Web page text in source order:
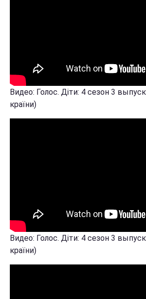
Видео: Голос. Діти: 4 сезон 3
країни)
Видео: Голос. Діти: 4 сезон 3
країни)